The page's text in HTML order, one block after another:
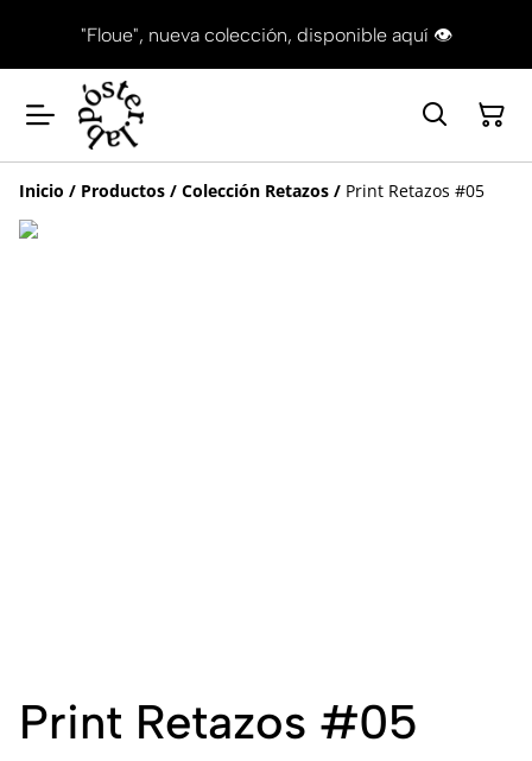
"Floue", nueva colección, disponible aquí 👁
Inicio / Productos / Colección Retazos / Print Retazos #05
Print Retazos #05